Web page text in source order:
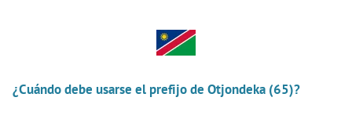
¿Cuándo debe usarse el prefijo de Otjondeka (65)?